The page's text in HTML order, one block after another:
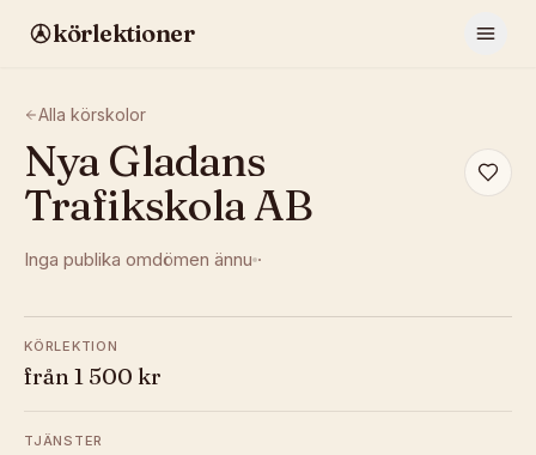
körlektioner
Alla körskolor
Nya Gladans
Trafikskola AB
Inga publika omdömen ännu ·
KÖRLEKTION
från 1 500 kr
TJÄNSTER